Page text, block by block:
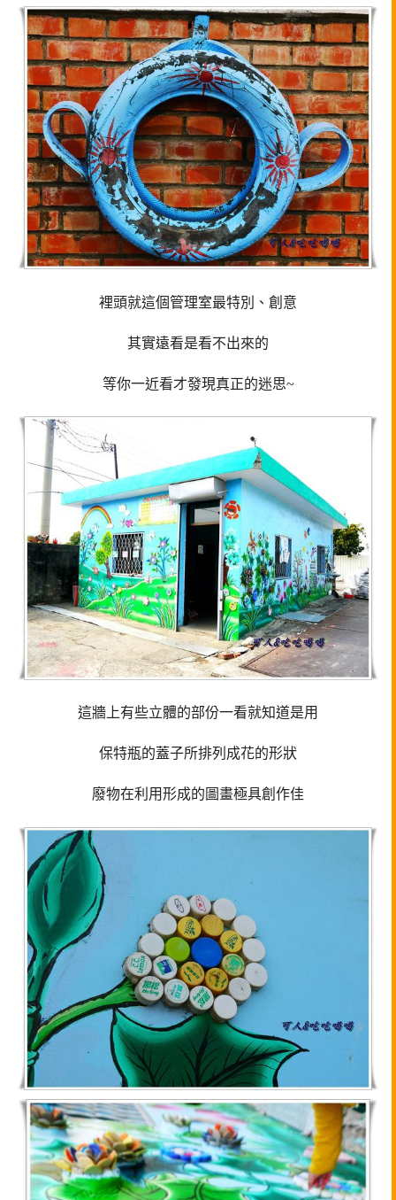
裡頭就這個管理室最特別、創意
其實遠看是看不出來的
等你一近看才發現真正的迷思~
這牆上有些立體的部份一看就知道是用
保特瓶的蓋子所排列成花的形狀
廢物在利用形成的圖畫極具創作佳